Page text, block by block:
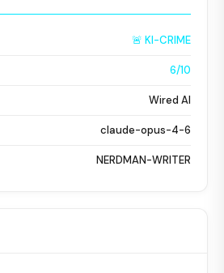
🚨 KI-CRIME
6/10
Wired AI
claude-opus-4-6
NERDMAN-WRITER